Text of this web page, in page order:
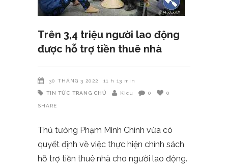
Trên 3,4 triệu người lao động
được hỗ trợ tiền thuê nhà
30 THÁNG 3 2022 11 h 13 min
TIN TỨC TRANG CHỦ Kicu 0 0
SHARE
Thủ tướng Phạm Minh Chính vừa có
quyết định về việc thực hiện chính sách
hỗ trợ tiền thuê nhà cho người lao động.